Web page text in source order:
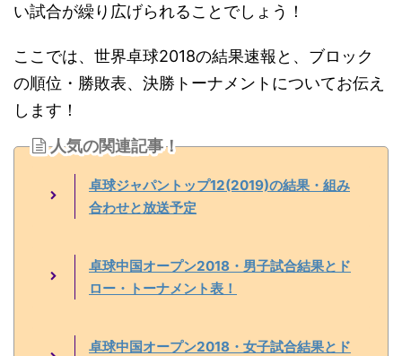
い試合が繰り広げられることでしょう！
ここでは、世界卓球2018の結果速報と、ブロック
の順位・勝敗表、決勝トーナメントについてお伝え
します！
人気の関連記事！
卓球ジャパントップ12(2019)の結果・組み
合わせと放送予定
卓球中国オープン2018・男子試合結果とド
ロー・トーナメント表！
卓球中国オープン2018・女子試合結果とド